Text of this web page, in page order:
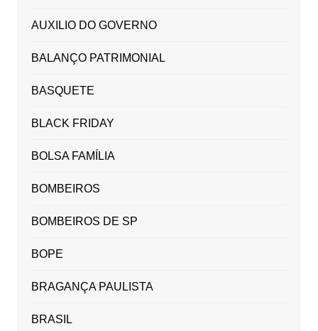
AUXILIO DO GOVERNO
BALANÇO PATRIMONIAL
BASQUETE
BLACK FRIDAY
BOLSA FAMÍLIA
BOMBEIROS
BOMBEIROS DE SP
BOPE
BRAGANÇA PAULISTA
BRASIL